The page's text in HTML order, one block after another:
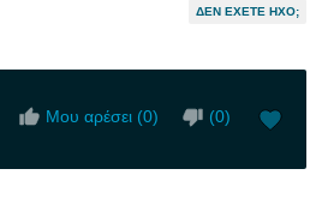
ΔΕΝ ΈΧΕΤΕ ΉΧΟ;
Μου αρέσει (0) (0)